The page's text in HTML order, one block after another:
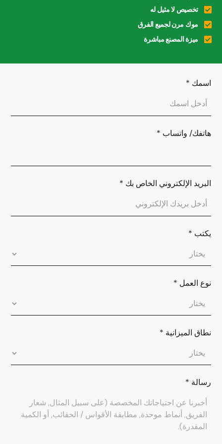
تخصيص لا مثيل له
موك مرن لجميع الفرق
ميزة المصنع مباشرة
اسمك*
هاتفك/ واتساب *
البريد الإلكتروني الخاص بك*
يكتب*
نوع العمل*
نطاق الميزانية*
رسالة *